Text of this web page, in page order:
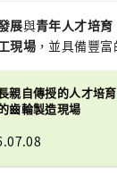
展與青年人才培育
現場 ，並具備豐富
親自傳授的人才培
齒輪製造現場